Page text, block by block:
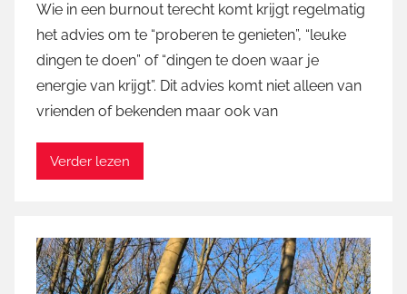
o
r
M
a
r
Wie in een burnout terecht komt krijgt regelmatig
het advies om te “proberen te genieten”, “leuke
dingen te doen” of “dingen te doen waar je
energie van krijgt”. Dit advies komt niet alleen van
vrienden of bekenden maar ook van
Verder lezen